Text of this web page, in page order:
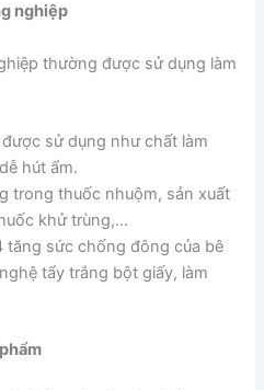
nghiệp
thường được sử dụng làm
sử dụng như chất làm
hút ẩm.
trong thuốc nhuộm, sản xuất
khử trùng,…
tăng sức chống đông của bê
tẩy trắng bột giấy, làm